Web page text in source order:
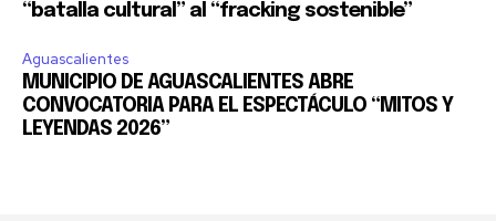
“batalla cultural” al “fracking sostenible”
Aguascalientes
MUNICIPIO DE AGUASCALIENTES ABRE
CONVOCATORIA PARA EL ESPECTÁCULO “MITOS Y
LEYENDAS 2026”